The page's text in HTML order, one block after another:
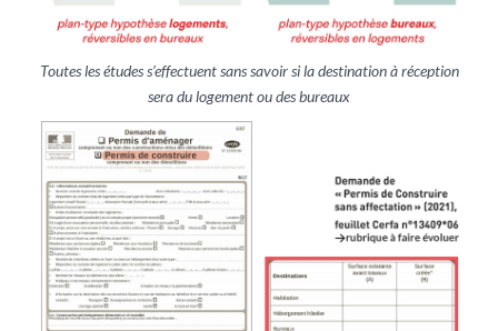
Toutes les études s’effectuent sans savoir si la destination à réception
sera du logement ou des bureaux